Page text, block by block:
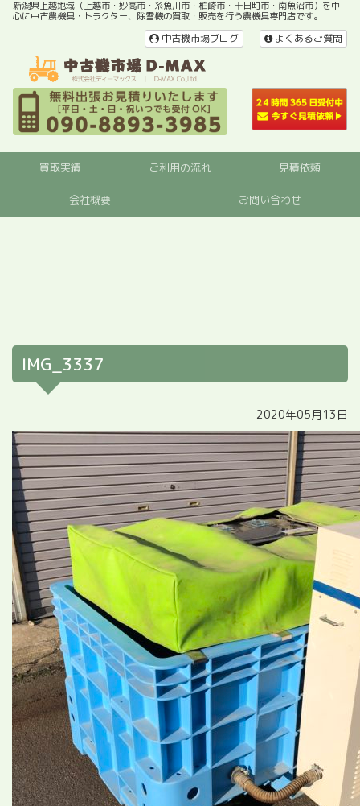
新潟県上越地域（上越市・妙高市・糸魚川市・柏崎市・十日町市・南魚沼市）を中
心に中古農機具・トラクター、除雪機の買取・販売を行う農機具専門店です。
よくあるご質問
中古機市場ブログ
買取実績 ご利用の流れ 見積依頼
会社概要 お問い合わせ
IMG_3337
2020年05月13日